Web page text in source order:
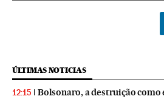
ÚLTIMAS NOTICIAS
12:15 Bolsonaro, a destruição como